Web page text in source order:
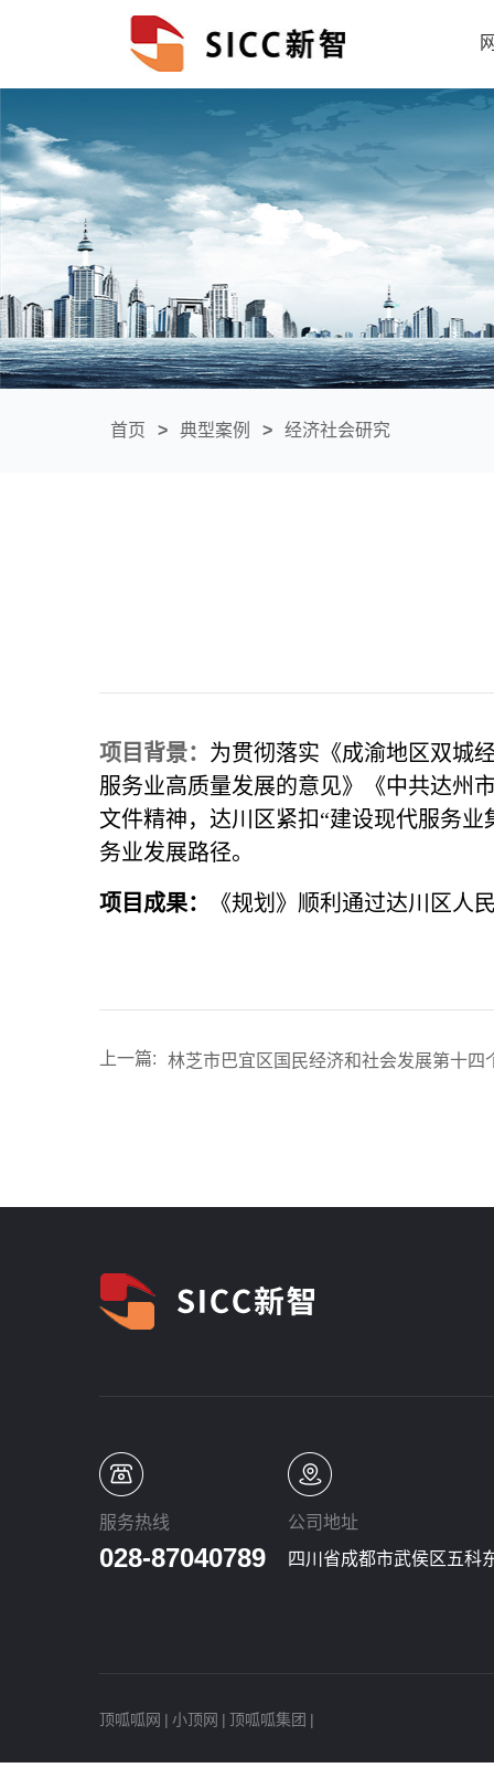
首页 > 典型案例 > 经济社会研究
项目背景： 为贯彻落实《成渝地区双城
服务业高质量发展的意见》《中共达州
文件精神，达川区紧扣“建设现代服务业
务业发展路径。
项目成果： 《规划》顺利通过达川区人
上一篇: 林芝市巴宜区国民经济和社会发展第十
服务热线
028-87040789
公司地址
四川省成都市武侯区五科
顶呱呱网 | 小顶网 | 顶呱呱集团 |